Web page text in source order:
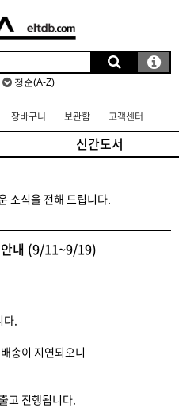
신간도서
장바구니 보관함 고객센터
소식을 전해 드립니다.
내 (9/11~9/19)
다.
송이 지연되오니
고 진행됩니다.